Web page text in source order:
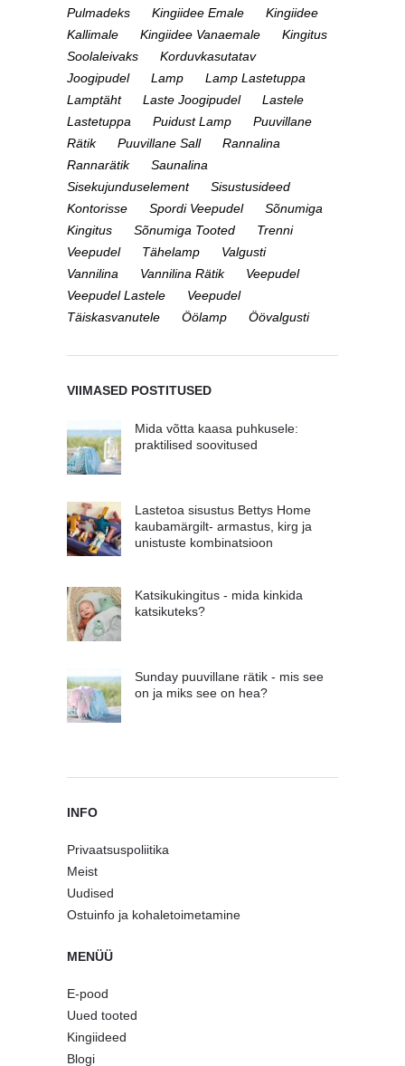
Pulmadeks
Kingiidee Emale
Kingiidee
Kallimale
Kingiidee Vanaemale
Kingitus
Soolaleivaks
Korduvkasutatav
Joogipudel
Lamp
Lamp Lastetuppa
Lamptäht
Laste Joogipudel
Lastele
Lastetuppa
Puidust Lamp
Puuvillane
Rätik
Puuvillane Sall
Rannalina
Rannarätik
Saunalina
Sisekujunduselement
Sisustusideed
Kontorisse
Spordi Veepudel
Sõnumiga
Kingitus
Sõnumiga Tooted
Trenni
Veepudel
Tähelamp
Valgusti
Vannilina
Vannilina Rätik
Veepudel
Veepudel Lastele
Veepudel
Täiskasvanutele
Öölamp Öövalgusti
VIIMASED POSTITUSED
Mida võtta kaasa puhkusele:
praktilised soovitused
Lastetoa sisustus Bettys Home
kaubamärgilt- armastus, kirg ja
unistuste kombinatsioon
Katsikukingitus - mida kinkida
katsikuteks?
Sunday puuvillane rätik - mis see
on ja miks see on hea?
INFO
Privaatsuspoliitika
Meist
Uudised
Ostuinfo ja kohaletoimetamine
MENÜÜ
E-pood
Uued tooted
Kingiideed
Blogi